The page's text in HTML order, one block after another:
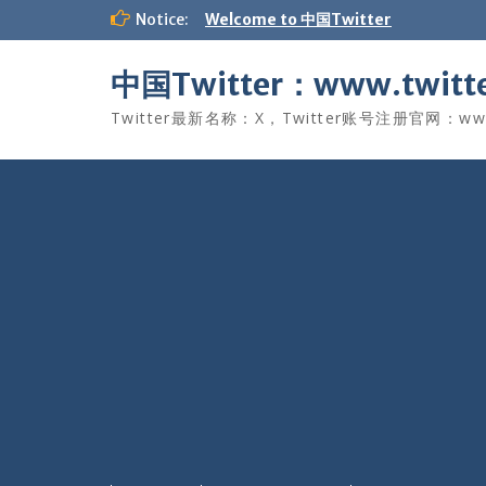
Notice: Welcome to 中国Twitter
中国Twitter：
Twitter最新名称：X，Twitter账号注册官网：